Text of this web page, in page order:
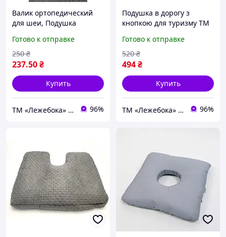
Валик ортопедический
для шеи, Подушка
время путешествий 35х15
см
Готово к отправке
237.50₴
250 ₴
Купить
ТМ «Лежебока» - текстиль и спецтовары 96%
Подушка в дорогу з
кнопкою для туризму ТМ
Готово к отправке
494₴
520 ₴
Купить
ТМ «Лежебока» - текстиль и спецтовары 96%